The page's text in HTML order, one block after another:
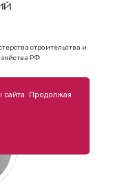
строительства и
РФ
сайта. Продолжая